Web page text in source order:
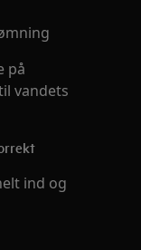
på
vandets
ind og